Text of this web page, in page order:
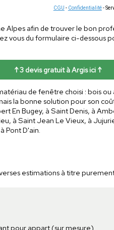
CGU - Confidentialité-
Alpes afin de trouver le bon
vous du formulaire ci-dessous
↑ 3 devis gratuit à Argis ici ↑
de fenêtre choisi : bois ou
la bonne solution pour son
En Bugey, à Saint Denis, à
à Saint Jean Le Vieux, à
Pont D'ain.
estimations à titre
pour appart (sur mesure)